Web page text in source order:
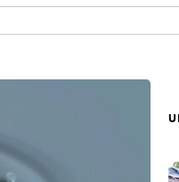
บ